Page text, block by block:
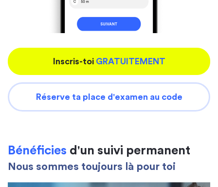
Inscris-toi GRATUITEMENT
Réserve ta place d'examen au code
Bénéficies d'un suivi permanent
Nous sommes toujours là pour toi